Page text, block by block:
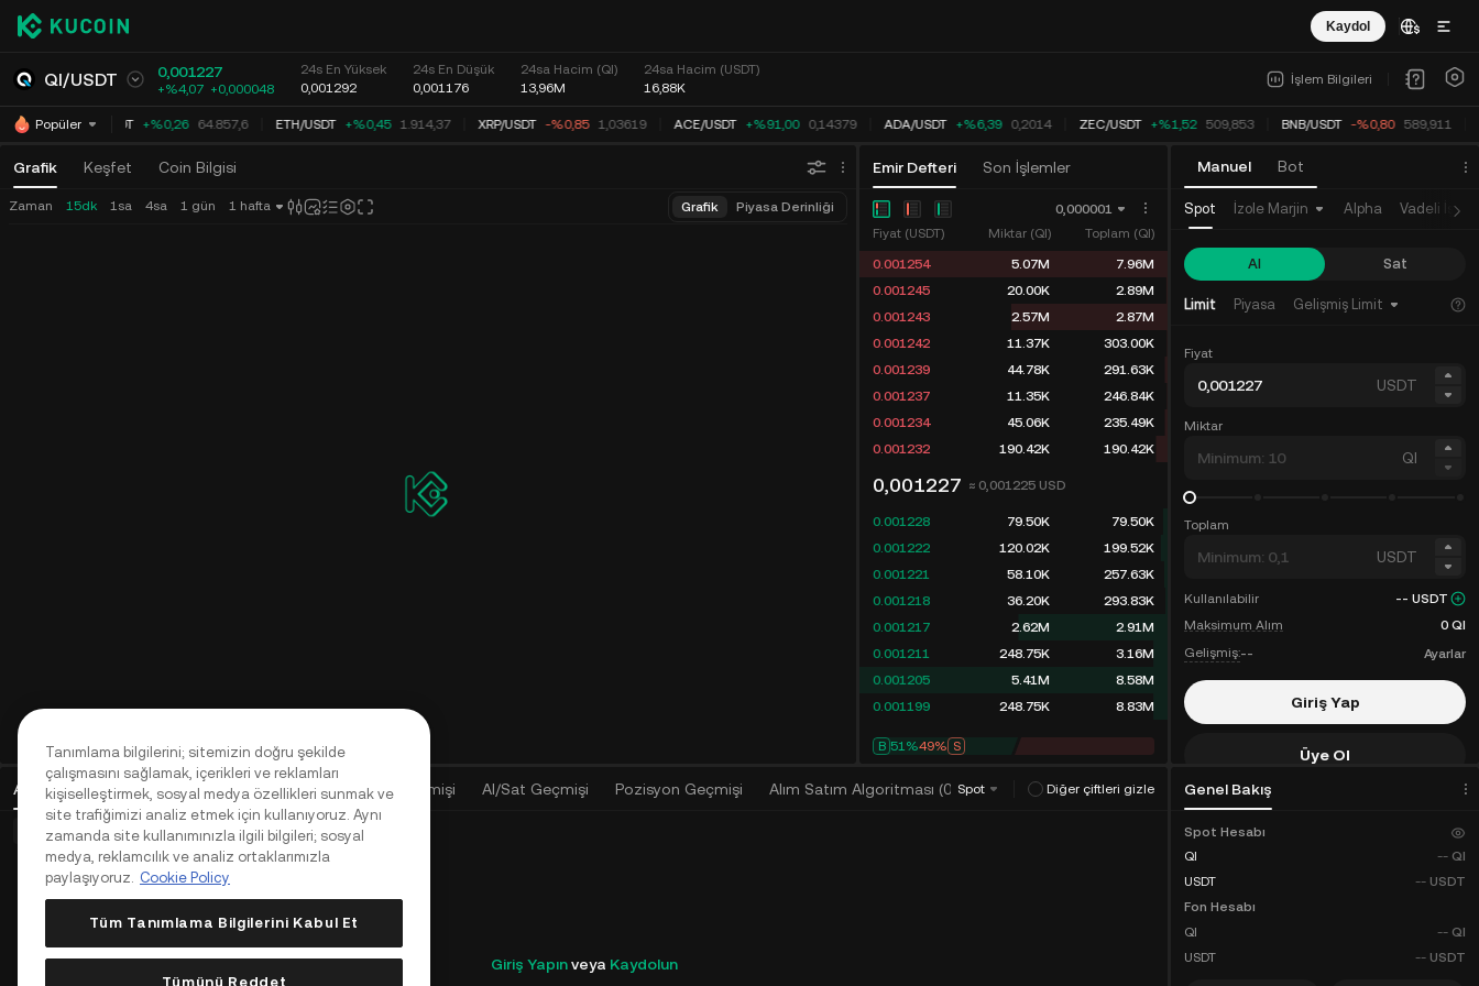
Kaydol
QI/USDT 0,001227
+%4,07 +0,000048
24s En Yüksek
0,001292
24s En Düşük
0,001176
24sa Hacim (QI)
13,96M
24sa Hacim (USDT)
16,88K
İşlem Bilgileri
PopülerBTC/ USDT +%0,26 64.857,6 ETH/USDT +%0,45 1.914,37 XRP/USDT -%0,86 1,03610 ACE/USDT +%91,00 0,14379 ADA/USDT +%6,39 0,2014 ZEC/USDT +%1,52 509,853 BNB/USDT -%0,80 589,911
Grafik Keşfet Coin Bilgisi Emir Defteri Son İşlemler
Açık Emirler(0) Pozisyonlar (0) Varlıklar Emir Geçmişi Al/Sat Geçmişi Pozisyon Geçmişi Alım Satım Algoritması (0 Spot Diğer çiftleri gizle
Manuel Bot
Genel Bakış
Zaman 15dk 1sa 4sa 1 gün 1 hafta Grafik Piyasa Derinliği
0,000001
Fiyat (USDT)
Miktar (QI)
Toplam (QI)
0.001254
5.07M
7.96M
0.001245
20.00K
2.89M
0.001243
2.57M
2.87M
0.001242
11.37K
303.00K
0.001239
44.78K
291.63K
0.001237
11.35K
246.84K
0.001234
45.06K
235.49K
0.001232
190.42K 190.42K
0,001227 ≈ 0,001225 USD
0.001228 79.50K
79.50K
0.001222
120.02K
199.52K
0.001221
58.10K
257.63K
0.001218
36.20K
293.83K
0.001217
2.62M
2.91M
0.001211
248.75K
3.16M
0.001205
5.41M
8.58M
0.001199
248.75K 8.83M
B 51%49% S
Temel Emirler (0) Gelişmiş Emirler (0) TWAP Emirleri (0)
Giriş Yapınveya Kaydolun
Spot İzole Marjin Alpha Vadeli İşlem
Al Sat
Limit Piyasa Gelişmiş Limit
Fiyat
USDT
Miktar
QI
Toplam
USDT
Kullanılabilir -- USDT
Maksimum Alım
0 QI
Gelişmiş:-- Ayarlar
Giriş Yap
Üye Ol
Spot Hesabı
QI
-- QI
USDT
-- USDT
Fon Hesabı
QI
-- QI
USDT
-- USDT
Tanımlama bilgilerini; sitemizin doğru şekilde
çalışmasını sağlamak, içerikleri ve reklamları
kişiselleştirmek, sosyal medya özellikleri sunmak ve
site trafiğimizi analiz etmek için kullanıyoruz. Aynı
zamanda site kullanımınızla ilgili bilgileri; sosyal
medya, reklamcılık ve analiz ortaklarımızla
paylaşıyoruz. Cookie Policy
Tüm Tanımlama Bilgilerini Kabul Et
Tümünü Reddet